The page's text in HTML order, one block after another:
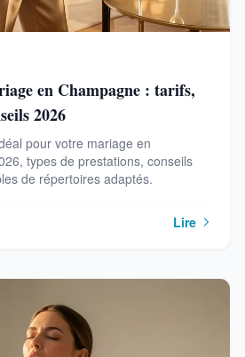
en Champagne : tarifs,
2026
pour votre mariage en
types de prestations, conseils
de répertoires adaptés.
Lire